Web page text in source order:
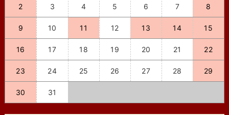
2 3 4 5 6 7 8
9 10 11 12 13 14 15
16 17 18 19 20 21 22
23 24 25 26 27 28 29
30 31